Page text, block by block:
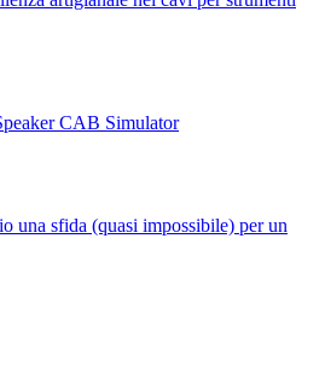
RADAR Speaker CAB Simulator
una sfida (quasi impossibile) per un